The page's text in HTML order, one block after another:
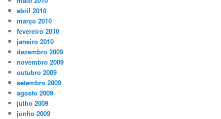
abril 2010
março 2010
fevereiro 2010
janeiro 2010
dezembro 2009
novembro 2009
outubro 2009
setembro 2009
agosto 2009
julho 2009
junho 2009